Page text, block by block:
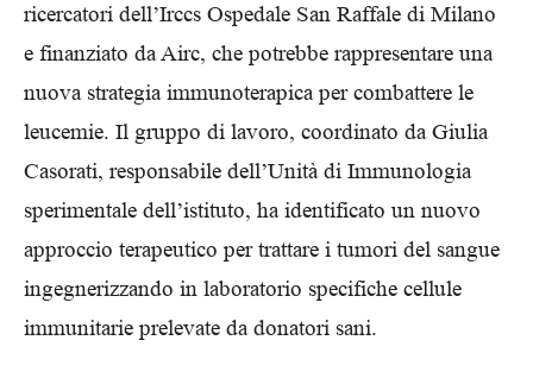
ricercatori dell’Irccs Ospedale San Raffale di Milano
e finanziato da Airc, che potrebbe rappresentare una
nuova strategia immunoterapica per combattere le
leucemie. Il gruppo di lavoro, coordinato da Giulia
Casorati, responsabile dell’Unità di Immunologia
sperimentale dell’istituto, ha identificato un nuovo
approccio terapeutico per trattare i tumori del sangue
ingegnerizzando in laboratorio specifiche cellule
immunitarie prelevate da donatori sani.